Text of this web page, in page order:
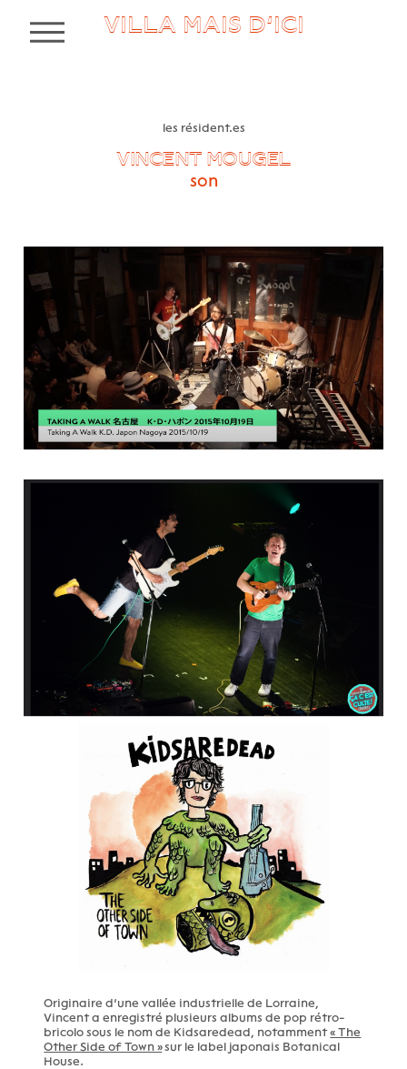
VILLA MAIS D’ICI
MENU
les résident.es
VINCENT MOUGEL
son
Originaire d’une vallée industrielle de Lorraine,
Vincent a enregistré plusieurs albums de pop rétro-
bricolo sous le nom de Kidsaredead, notamment« The
Other Side of Town »sur le label japonais Botanical
House.